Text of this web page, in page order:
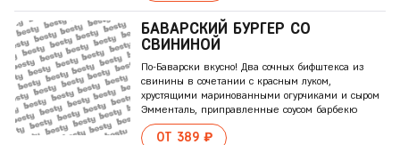
БАВАРСКИЙ БУРГЕР СО
СВИНИНОЙ
По-Баварски вкусно! Два сочных бифштекса из
свинины в сочетании с красным луком,
хрустящими маринованными огурчиками и сыром
Эмменталь, приправленные соусом барбекю
ОТ 389 ₽